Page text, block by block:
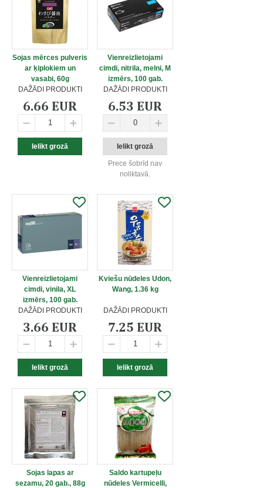
Sojas mērces pulveris
ar ķiplokiem un
vasabi, 60g
DAŽĀDI PRODUKTI
6.66 EUR
Vienreizlietojami
cimdi, nitrila, melni, M
izmērs, 100 gab.
DAŽĀDI PRODUKTI
6.53 EUR
Prece šobrīd nav
noliktavā.
Vienreizlietojami
cimdi, vinila, XL
izmērs, 100 gab.
DAŽĀDI PRODUKTI
3.66 EUR
Kviešu nūdeles Udon,
Wang, 1.36 kg
DAŽĀDI PRODUKTI
7.25 EUR
Sojas lapas ar
sezamu, 20 gab., 88g
Saldo kartupeļu
nūdeles Vermicelli,